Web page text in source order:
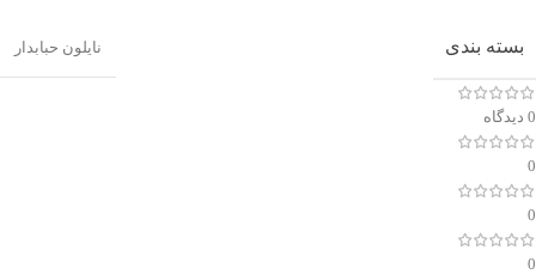
بسته بندی نایلون حبابدار
0 دیدگاه
0
0
0